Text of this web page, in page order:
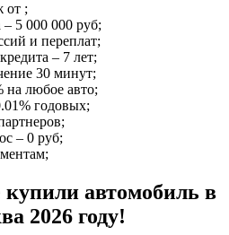
от ;
– 5 000 000 руб;
и переплат;
– 7 лет;
30 минут;
на любое авто;
годовых;
;
– 0 руб;
;
купили автомобиль в
2026 году!